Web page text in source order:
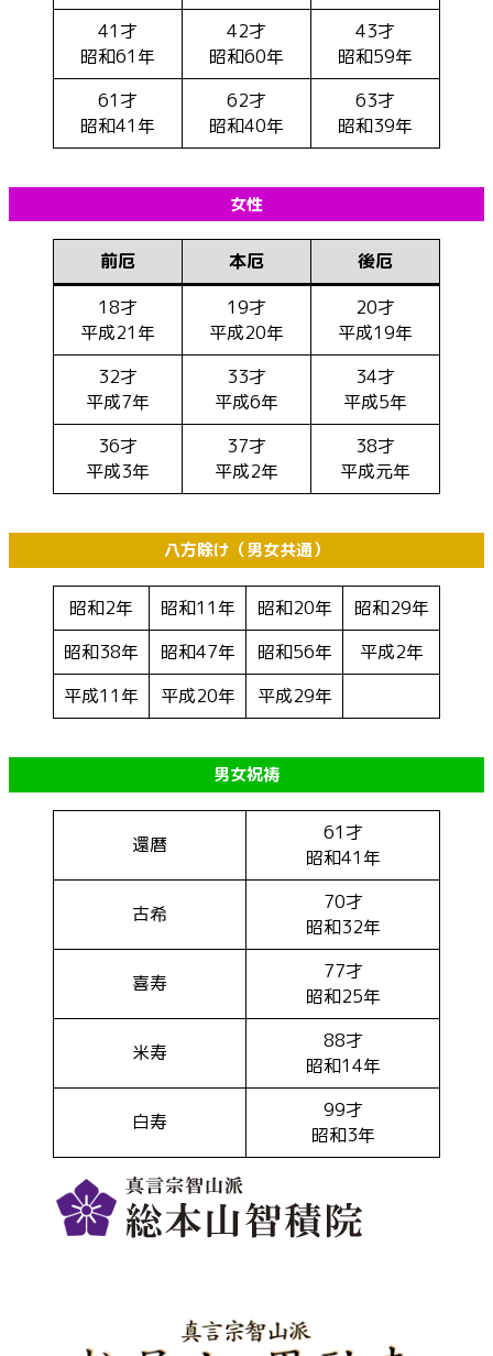
41才
昭和61年
42才
昭和60年
43才
昭和59年
61才
昭和41年
62才
昭和40年
63才
昭和39年
女性
前厄 本厄
後厄
18才
平成21年
19才
平成20年
20才
平成19年
32才
平成7年
33才
平成6年
34才
平成5年
36才
平成3年
37才
平成2年
38才
平成元年
八方除け（男女共通）
昭和2年 昭和11年 昭和20年
昭和29年
昭和38年
昭和47年 昭和56年
平成2年
平成11年
平成20年 平成29年
男女祝祷
還暦
61才
昭和41年
古希
70才
昭和32年
喜寿
77才
昭和25年
米寿
88才
昭和14年
白寿
99才
昭和3年